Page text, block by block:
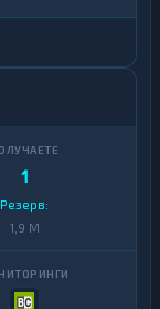
1
Резерв:
1,9 M